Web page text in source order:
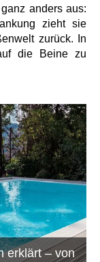
anders aus:
zieht sie
zurück. In
die Beine zu
erklärt – von